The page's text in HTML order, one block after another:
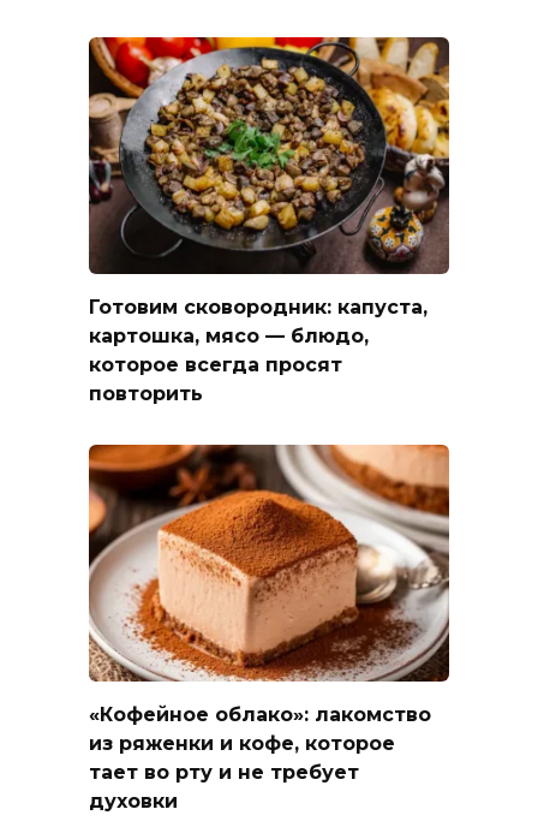
Готовим сковородник: капуста,
картошка, мясо — блюдо,
которое всегда просят
повторить
«Кофейное облако»: лакомство
из ряженки и кофе, которое
тает во рту и не требует
духовки